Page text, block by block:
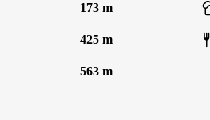
173 m
425 m
563 m